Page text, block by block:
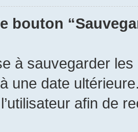
bouton
à sauvegarder
une date
afin de